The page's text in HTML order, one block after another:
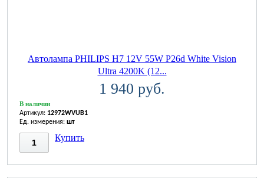
Автолампа PHILIPS H7 12V 55W P26d White Vision
Ultra 4200K (12...
1 940 руб.
В наличии
Артикул: 12972WVUB1
Ед. измерения: шт
Купить